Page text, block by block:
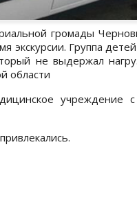
громады
экскурсии. Группа
не выдержал
области
учреждение